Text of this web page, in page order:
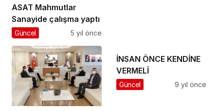
ASAT Mahmutlar
Sanayide çalışma yaptı
Güncel 5 yıl önce
İNSAN ÖNCE KENDİNE
VERMELİ
Güncel 9 yıl önce